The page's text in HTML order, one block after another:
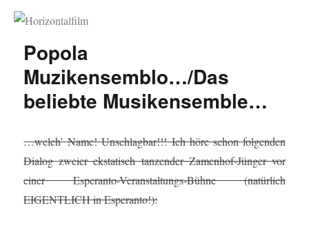
Horizontalfilm
Popola
Muzikensemblo…/Das
beliebte Musikensemble…
…welch’ Name! Unschlagbar!!! Ich höre schon folgenden
Dialog zweier ekstatisch tanzender Zamenhof-Jünger vor
einer Esperanto-Veranstaltungs-Bühne (natürlich
EIGENTLICH in Esperanto!):